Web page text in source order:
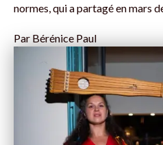
normes, qui a partagé en mars
Par Bérénice Paul